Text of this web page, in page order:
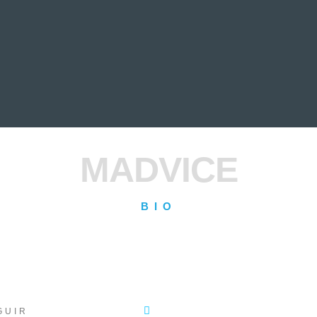
MADVICE
BIO